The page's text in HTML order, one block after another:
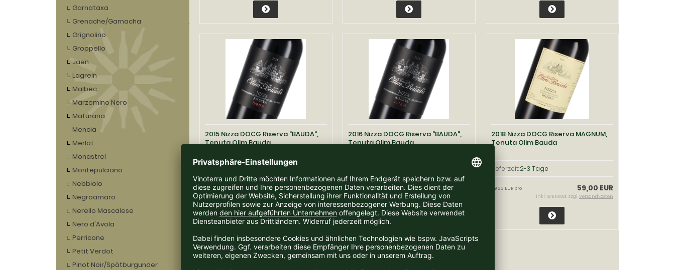
2015 Nizza DOCG Riserva "BAUDA",
Tenuta Olim Bauda
Lieferzeit:
42,50 EUR
56,67 EUR pro Liter
inkl. 19 % MwSt. zzgl.Versandkosten
2016 Nizza DOCG Riserva "BAUDA",
Tenuta Olim Bauda
42,50 EUR
56,67 EUR pro Liter
inkl. 19 % MwSt. zzgl.Versandkosten
2018 Nizza DOCG Riserva MAGNUM,
Tenuta Olim Bauda
Lieferzeit:2-3 Tage
59,00 EUR
39,33 EUR pro
inkl. 19 % MwSt. zzgl.Versandkosten
Garnataxa
Grenache/Garnacha
Grignolino
Groppello
Jaen
Lagrein
Malbec
Marzemino Nero
Maturana
Mencia
Merlot
Monastrel
Montepulciano
Nebbiolo
Negroamaro
Nerello Mascalese
Nero d'Avola
Perricone
Petit Verdot
Pinot Noir/Spätburgunder